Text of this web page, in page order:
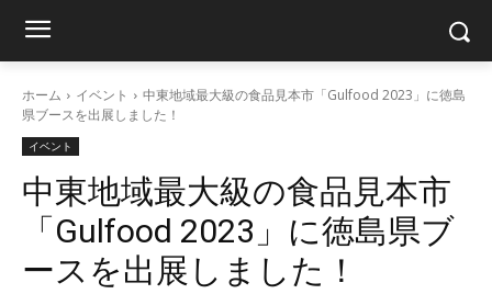
ホーム イベント
中東地域最大級の食品見本市「Gulfood 2023」に徳島
県ブースを出展しました！
イベント
中東地域最大級の食品見本市
「Gulfood 2023」に徳島県ブ
ースを出展しました！